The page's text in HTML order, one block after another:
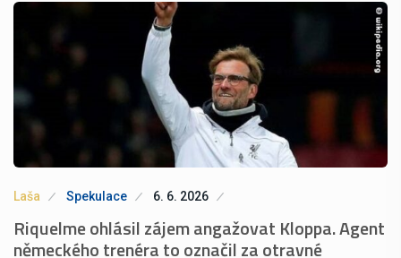
Laša Spekulace 6. 6. 2026
Riquelme ohlásil zájem angažovat Kloppa. Agent
německého trenéra to označil za otravné